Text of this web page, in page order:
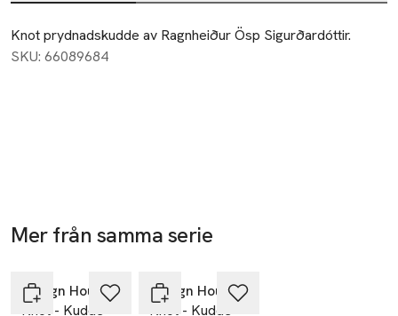
Beskrivning
Knot prydnadskudde av Ragnheiður Ösp Sigurðardóttir.
SKU: 66089684
Mer från samma serie
Design House Stockholm
Knot - Kudde
Design House Stockholm
Knot - Kudde